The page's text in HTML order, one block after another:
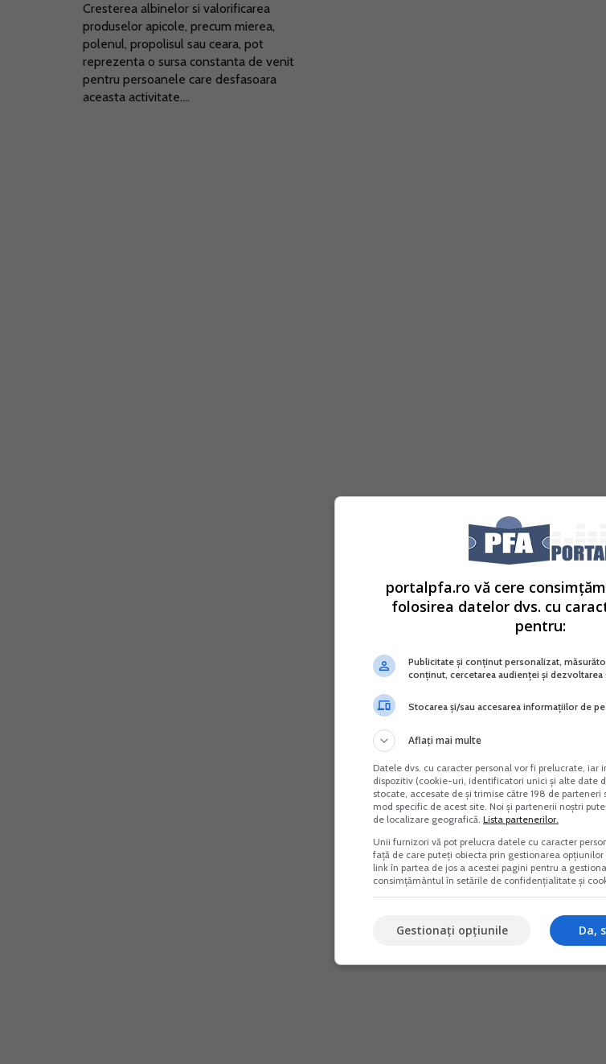
Cresterea albinelor si valorificarea
produselor apicole, precum mierea,
polenul, propolisul sau ceara, pot
reprezenta o sursa constanta de venit
pentru persoanele care desfasoara
aceasta activitate....
portalpfa.ro vă cere
folosirea datelor dvs. cu
pentru:
Publicitate și conținut personalizat,
conținut, cercetarea audienței și
Stocarea și/sau accesarea informațiilor de
Aflați mai multe
Datele dvs. cu caracter personal vor fi prelucrate, iar
dispozitiv (cookie-uri, identificatori unici și alte date
stocate, accesate de și trimise către 198 de parteneri
mod specific de acest site. Noi și partenerii noștri
de localizare geografică. Lista partenerilor.
Unii furnizori vă pot prelucra datele cu caracter
față de care puteți obiecta prin gestionarea
link în partea de jos a acestei pagini pentru a
consimțământul în setările de confidențialitate și
Da,
Gestionați opțiunile